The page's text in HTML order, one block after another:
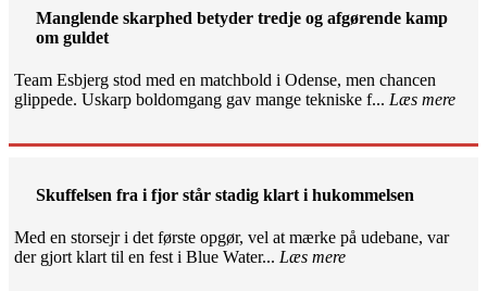
Manglende skarphed betyder tredje og afgørende kamp
om guldet
Team Esbjerg stod med en matchbold i Odense, men chancen
glippede. Uskarp boldomgang gav mange tekniske f... Læs mere
Skuffelsen fra i fjor står stadig klart i hukommelsen
Med en storsejr i det første opgør, vel at mærke på udebane, var
der gjort klart til en fest i Blue Water... Læs mere